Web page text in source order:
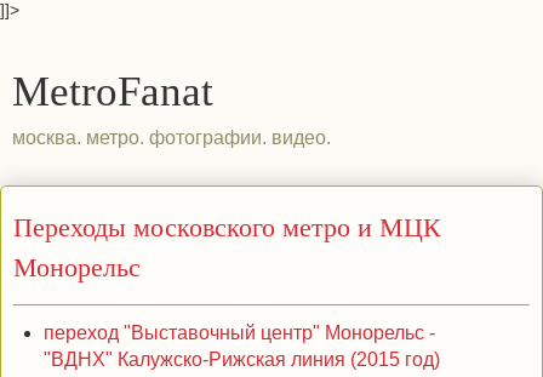
]]>
MetroFanat
москва. метро. фотографии. видео.
Переходы московского метро и МЦК
Монорельс
переход "Выставочный центр" Монорельс -
"ВДНХ" Калужско-Рижская линия (2015 год)